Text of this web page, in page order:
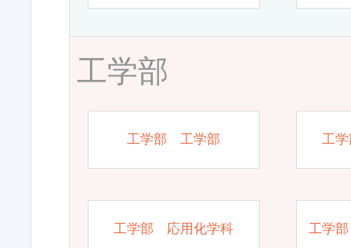
工学部
工学部 工学部 工
工学部 応用化学科 工学